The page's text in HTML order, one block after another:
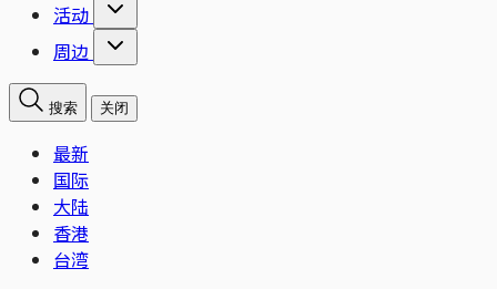
活动
周边
搜索 关闭
最新
国际
大陆
香港
台湾